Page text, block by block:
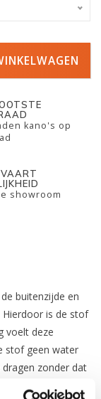
kano's op
showroom
buitenzijde en
Hierdoor is de stof
voelt deze
stof geen water
zonder dat